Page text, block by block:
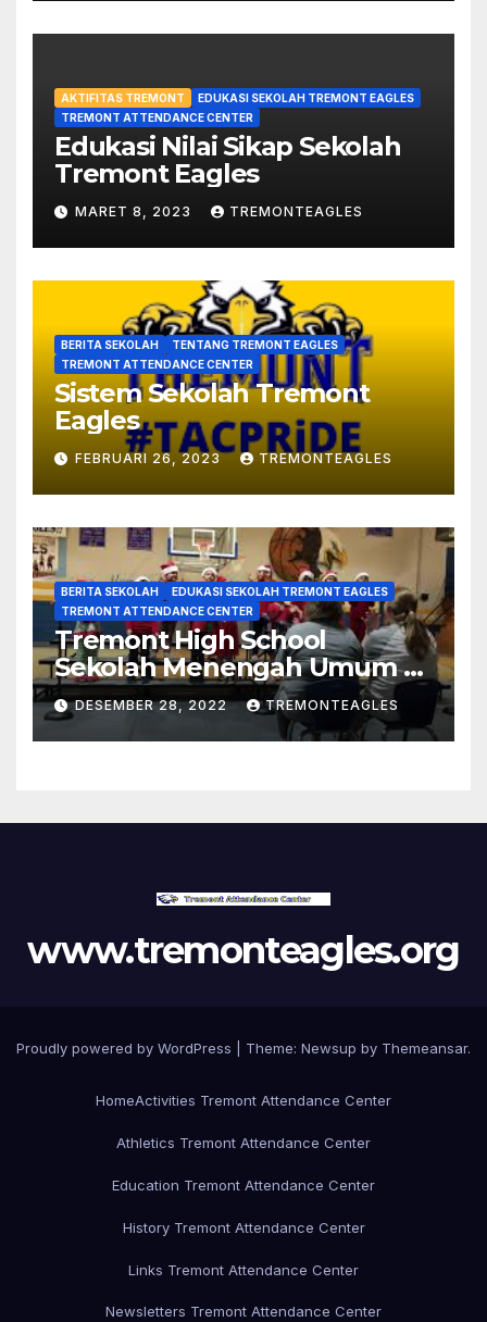
AKTIFITAS TREMONT
EDUKASI SEKOLAH TREMONT EAGLES
TREMONT ATTENDANCE CENTER
Edukasi Nilai Sikap Sekolah
Tremont Eagles
MARET 8, 2023 TREMONTEAGLES
BERITA SEKOLAH
TENTANG TREMONT EAGLES
TREMONT ATTENDANCE CENTER
Sistem Sekolah Tremont
Eagles
FEBRUARI 26, 2023 TREMONTEAGLES
BERITA SEKOLAH
EDUKASI SEKOLAH TREMONT EAGLES
TREMONT ATTENDANCE CENTER
Tremont High School
Sekolah Menengah Umum Di
Mississippi
DESEMBER 28, 2022 TREMONTEAGLES
www.tremonteagles.org
Proudly powered by WordPress Theme: Newsup by Themeansar.
HomeActivities Tremont Attendance Center
Athletics Tremont Attendance Center
Education Tremont Attendance Center
History Tremont Attendance Center
Links Tremont Attendance Center
Newsletters Tremont Attendance Center